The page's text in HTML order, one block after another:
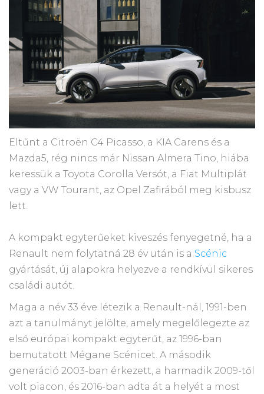
Eltűnt a Citroën C4 Picasso, a KIA Carens és a
Mazda5, rég nincs már Nissan Almera Tino, hiába
keressük a Toyota Corolla Versót, a Fiat Multiplát
vagy a VW Tourant, az Opel Zafirából meg kisbusz
lett.
A kompakt egyterűeket kiveszés fenyegetné, ha a
Renault nem folytatná 28 év után is a Scénic
gyártását, új alapokra helyezve a rendkívül sikeres
családi autót.
Maga a név 33 éve létezik a Renault-nál, 1991-ben
azt a tanulmányt jelölte, amely megelőlegezte az
első európai kompakt egyterűt, az 1996-ban
bemutatott Mégane Scénicet. A második
generáció 2003-ban érkezett, a harmadik 2009-től
volt piacon, és 2016-ban adta át a helyét a most